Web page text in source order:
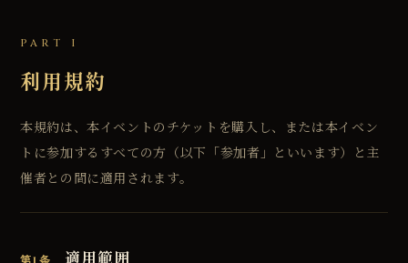
PART I
利用規約
本規約は、本イベントのチケットを購入し、または本イベン
トに参加するすべての方（以下「参加者」といいます）と主
催者との間に適用されます。
適用範囲